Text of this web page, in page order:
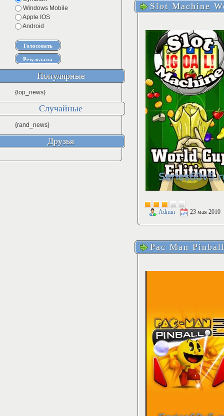
Slot Machine
Admin 23 мая 2010
Pac Man
Windows Mobile
Apple IOS
Android
Популярные
{top_news}
Случайные
{rand_news}
Друзья